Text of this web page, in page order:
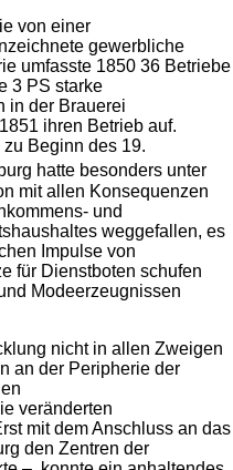
von einer
gewerbliche
umfasste 1850 36 Betriebe
3 PS starke
in der Brauerei
ihren Betrieb auf.
Beginn des 19.
hatte besonders unter
mit allen Konsequenzen
und
weggefallen, es
Impulse von
für Dienstboten schufen
Modeerzeugnissen
nicht in allen Zweigen
an der Peripherie der
veränderten
mit dem Anschluss an das
den Zentren der